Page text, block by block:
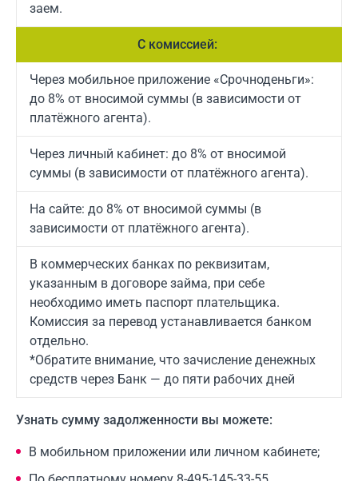
заем.
С комиссией:
Через мобильное приложение «Срочноденьги»:
до 8% от вносимой суммы (в зависимости от
платёжного агента).
Через личный кабинет: до 8% от вносимой
суммы (в зависимости от платёжного агента).
На сайте: до 8% от вносимой суммы (в
зависимости от платёжного агента).
В коммерческих банках по реквизитам,
указанным в договоре займа, при себе
необходимо иметь паспорт плательщика.
Комиссия за перевод устанавливается банком
отдельно.
*Обратите внимание, что зачисление денежных
средств через Банк — до пяти рабочих дней
Узнать сумму задолженности вы можете:
В мобильном приложении или личном кабинете;